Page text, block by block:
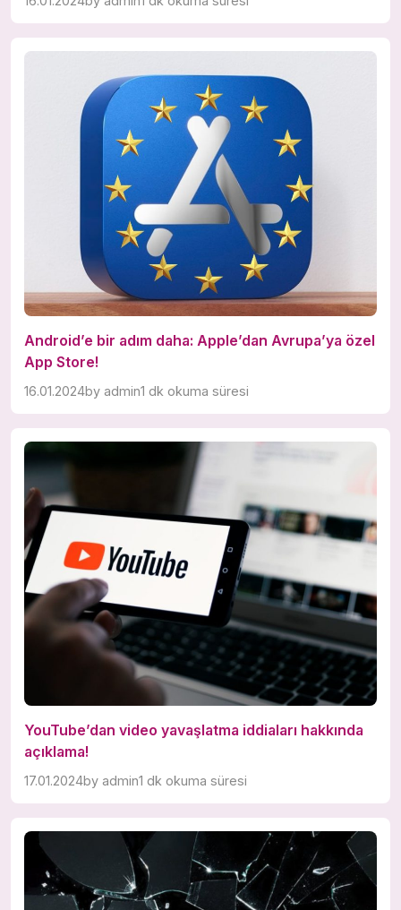
Android’e bir adım daha: Apple’dan Avrupa’ya özel
App Store!
16.01.2024by admin1 dk okuma süresi
YouTube’dan video yavaşlatma iddiaları hakkında
açıklama!
17.01.2024by admin1 dk okuma süresi